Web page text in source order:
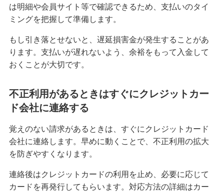
は明細や会員サイト等で確認できるため、支払いのタイ
ミングを把握して準備します。
もし引き落とせないと、遅延損害金が発生することがあ
ります。支払いが遅れないよう、余裕をもって入金して
おくことが大切です。
不正利用があるときはすぐにクレジットカー
ド会社に連絡する
覚えのない請求があるときは、すぐにクレジットカード
会社に連絡します。早めに動くことで、不正利用の拡大
を防ぎやすくなります。
連絡後はクレジットカードの利用を止め、必要に応じて
カードを再発行してもらいます。対応方法の詳細はカー